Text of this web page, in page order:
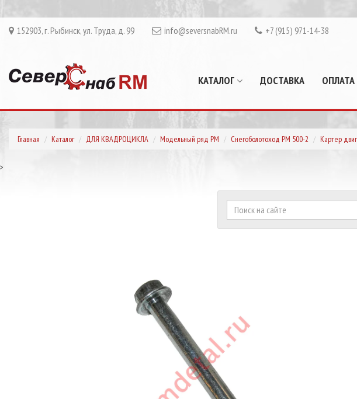
152903, г. Рыбинск, ул. Труда, д. 99 info@seversnabRM.ru +7 (915) 971-14-38
КАТАЛОГ ДОСТАВКА ОПЛАТА
Главная Каталог ДЛЯ КВАДРОЦИКЛА Модельный ряд РМ Снегоболотоход РМ 500-2 Картер
>